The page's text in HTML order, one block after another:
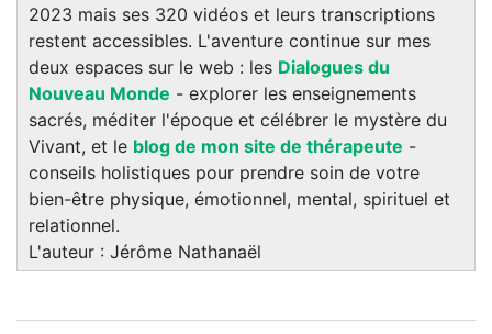
2023 mais ses 320 vidéos et leurs transcriptions
restent accessibles. L'aventure continue sur mes
deux espaces sur le web : les Dialogues du
Nouveau Monde - explorer les enseignements
sacrés, méditer l'époque et célébrer le mystère du
Vivant, et le blog de mon site de thérapeute -
conseils holistiques pour prendre soin de votre
bien-être physique, émotionnel, mental, spirituel et
relationnel.
L'auteur : Jérôme Nathanaël